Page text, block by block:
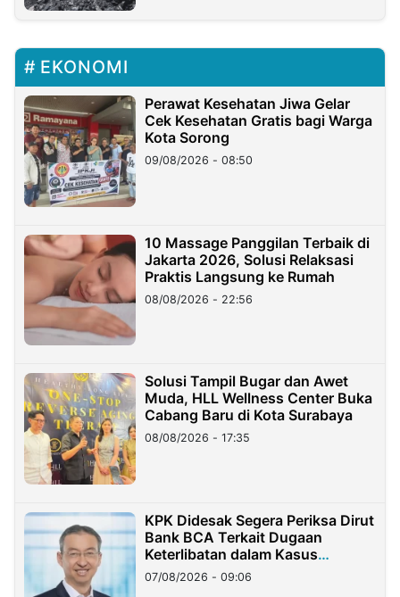
EKONOMI
Perawat Kesehatan Jiwa Gelar
Cek Kesehatan Gratis bagi Warga
Kota Sorong
09/08/2026 - 08:50
10 Massage Panggilan Terbaik di
Jakarta 2026, Solusi Relaksasi
Praktis Langsung ke Rumah
08/08/2026 - 22:56
Solusi Tampil Bugar dan Awet
Muda, HLL Wellness Center Buka
Cabang Baru di Kota Surabaya
08/08/2026 - 17:35
KPK Didesak Segera Periksa Dirut
Bank BCA Terkait Dugaan
Keterlibatan dalam Kasus
Hilangnya Dana Nasabah Rp2,58
Miliar
07/08/2026 - 09:06